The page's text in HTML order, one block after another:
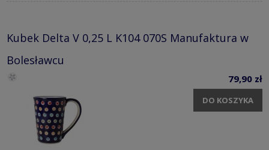
Kubek Delta V 0,25 L K104 070S Manufaktura w
Bolesławcu
79,90 zł
DO KOSZYKA